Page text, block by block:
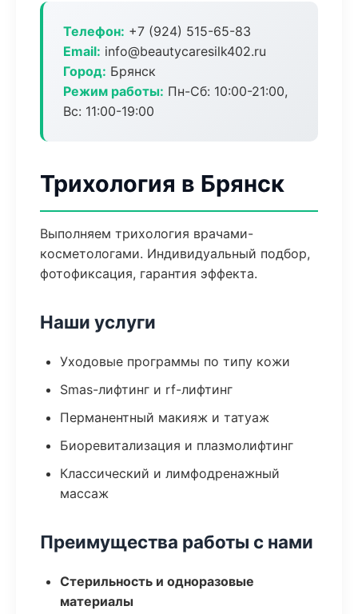
Телефон: +7 (924) 515-65-83
Email: info@beautycaresilk402.ru
Город: Брянск
Режим работы: Пн-Сб: 10:00-21:00,
Вс: 11:00-19:00
Трихология в Брянск
Выполняем трихология врачами-
косметологами. Индивидуальный подбор,
фотофиксация, гарантия эффекта.
Наши услуги
Уходовые программы по типу кожи
Smas-лифтинг и rf-лифтинг
Перманентный макияж и татуаж
Биоревитализация и плазмолифтинг
Классический и лимфодренажный
массаж
Преимущества работы с нами
Стерильность и одноразовые
материалы